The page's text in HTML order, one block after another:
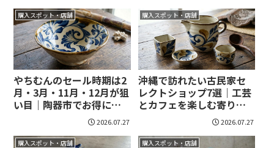
購入スポット・店舗
やちむんのセール時期は2
月・3月・11月・12月が狙
い目｜陶器市でお得に買
2026.07.27
購入スポット・店舗
沖縄で訪れたい古民家セ
レクトショップ7選｜工芸
とカフェを楽しむ寄り道
2026.07.27
購入スポット・店舗 購入スポット・店舗